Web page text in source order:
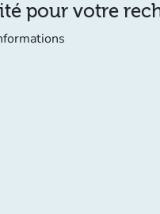
pour votre